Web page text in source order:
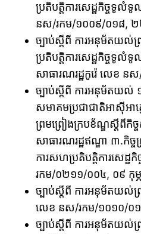
ប្រតិបត្តិការសេដ្ឋកិច្ចទូលំ
នស/រកម/១០០៩/០១៨, ២
ច្បាប់ស្តីពី ការអនុម័តយល់ព្
ប្រតិបត្តិការសេដ្ឋកិច្ចទូលំ
សាធារណរដ្ឋកូរ៉េ លេខ
ច្បាប់ស្តីពី ការអនុម័តយល់
សមាគមប្រជាជាតិអាស៊ីអា
ព្រមព្រៀងក្របខ័ណ្ឌស្តីពីកិ
សាធារណរដ្ឋឥណ្ឌា ៣.កិច្ច
ការសហប្រតិបត្តិការសេដ្
រកម/០២១១/០០៤, ០៩ កុម្ភ
ច្បាប់ស្តីពី ការអនុម័តយល់ព្
លេខ នស/រកម/១០១០/០១
ច្បាប់ស្តីពី ការអនុម័តយល់ព្